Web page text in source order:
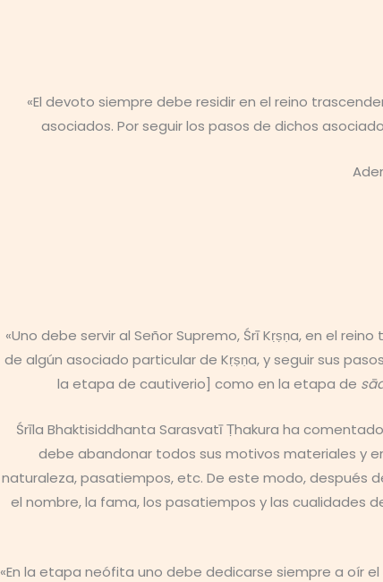
«El devoto siempre debe residir en el reino
asociados. Por seguir los pasos de dichos
«Uno debe servir al Señor Supremo, Śrī Kṛṣṇa, en el
de algún asociado particular de Kṛṣṇa, y seguir sus
la etapa de cautiverio] como en la etapa de
Śrīla Bhaktisiddhanta Sarasvatī Ṭhakura ha
debe abandonar todos sus motivos materiales y
naturaleza, pasatiempos, etc. De este modo, después
el nombre, la fama, los pasatiempos y las cualidades
«En la etapa neófita uno debe dedicarse siempre a oír el